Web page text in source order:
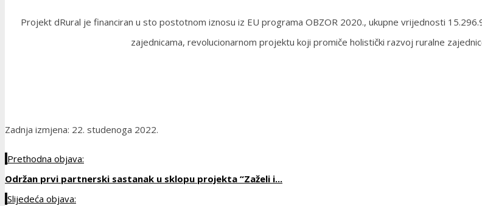
Projekt dRural je financiran u sto postotnom iznosu iz EU programa OBZOR 2020., ukupne vrijednosti
zajednicama, revolucionarnom projektu koji promiče holistički razvoj ruralne
Zadnja izmjena: 22. studenoga 2022.
Prethodna objava:
Održan prvi partnerski sastanak u sklopu projekta “Zaželi i...
Slijedeća objava: